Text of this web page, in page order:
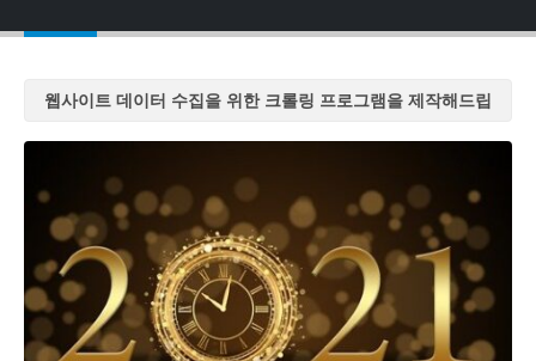
웹사이트 데이터 수집을 위한 크롤링 프로그램을 제작해드립
웹사이트 데이터 수집을 위한 크롤링 프로그램을 제작해드립
니다
웹사이트 데이터 수집을 위한 크롤링 프로그램을 제작해드립
니다
웹사이트 데이터 수집을 위한 크롤링 프로그램을 제작해드립